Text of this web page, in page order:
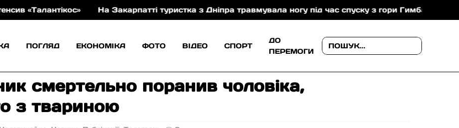
На Закарпатті туристка з Дніпра травмувала ногу під час спуску з гори Гимба На
ПОГЛЯД ЕКОНОМІКА ФОТО ВІДЕО СПОРТ
ДО
ПЕРЕМОГИ
смертельно поранив чоловіка,
з твариною